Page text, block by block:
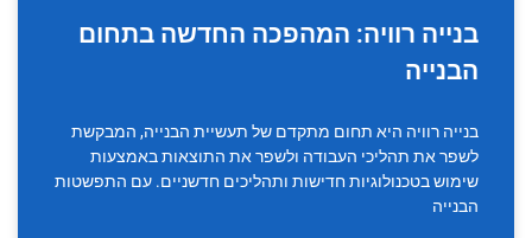
בנייה רוויה: המהפכה החדשה בתחום
הבנייה
בנייה רוויה היא תחום מתקדם של תעשיית הבנייה, המבקשת
לשפר את תהליכי העבודה ולשפר את התוצאות באמצעות
שימוש בטכנולוגיות חדישות ותהליכים חדשניים. עם התפשטות
הבנייה